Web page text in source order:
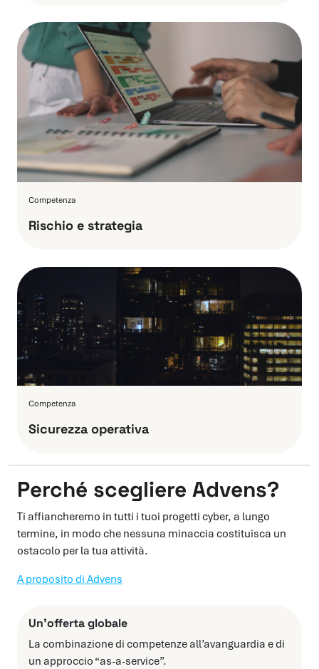
Competenza
Rischio e strategia
Competenza
Sicurezza operativa
Perché scegliere Advens?
Ti affiancheremo in tutti i tuoi progetti cyber, a lungo
termine, in modo che nessuna minaccia costituisca un
ostacolo per la tua attività.
A proposito di Advens
Un’offerta globale
La combinazione di competenze all’avanguardia e di
un approccio “as-a-service”.